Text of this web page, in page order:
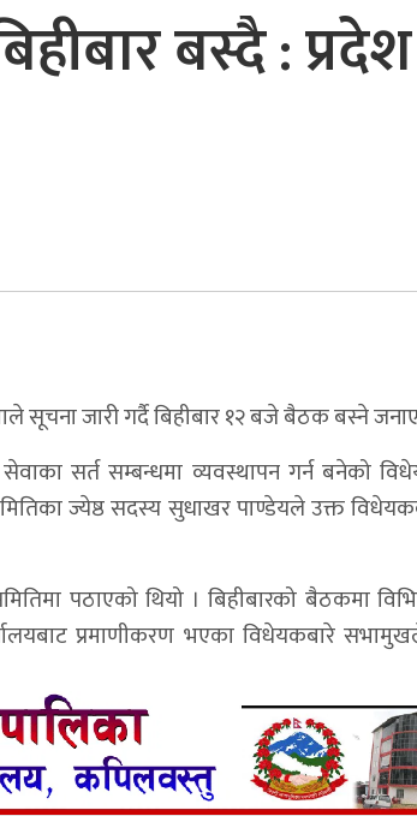
बस्दै : प्रदेश
सूचना जारी गर्दै बिहीबार १२ बजे बैठक बस्ने
सर्त सम्बन्धमा व्यवस्थापन गर्न बनेको
ज्येष्ठ सदस्य सुधाखर पाण्डेयले उक्त
पठाएको थियो । बिहीबारको बैठकमा
प्रमाणीकरण भएका विधेयकबारे